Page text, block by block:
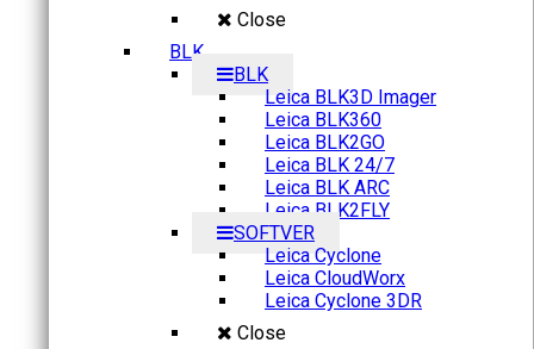
Close
BLK
BLK
Leica BLK3D Imager
Leica BLK360
Leica BLK2GO
Leica BLK 24/7
Leica BLK ARC
Leica BLK2FLY
SOFTVER
Leica Cyclone
Leica CloudWorx
Leica Cyclone 3DR
Close